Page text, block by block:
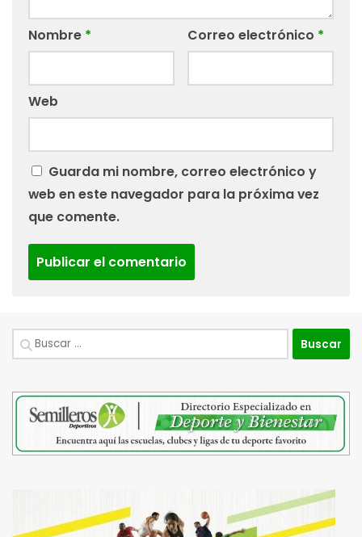
Nombre * Correo electrónico *
Web
Guarda mi nombre, correo electrónico y
web en este navegador para la próxima vez
que comente.
Buscar: